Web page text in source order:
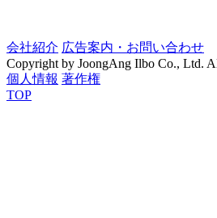
会社紹介 広告案内・お問い合わせ
Copyright by JoongAng Ilbo Co., Ltd.
個人情報 著作権
TOP